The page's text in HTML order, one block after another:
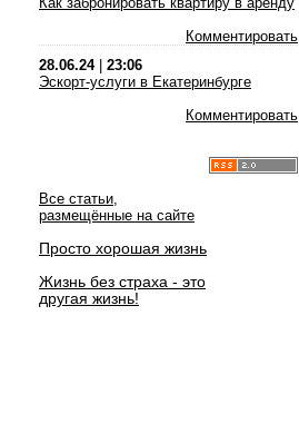
Комментировать
28.06.24| 23:06
Эскорт-услуги в Екатеринбурге
Комментировать
Все статьи,
размещённые на сайте
Просто хорошая жизнь
Жизнь без страха - это
другая жизнь!